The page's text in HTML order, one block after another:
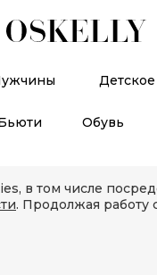
Детское
Обувь
в том числе
. Продолжая работу